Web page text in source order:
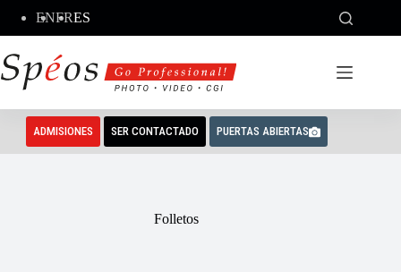
contenido
ENFRES
ADMISIONES SER CONTACTADO PUERTAS ABIERTAS
Folletos